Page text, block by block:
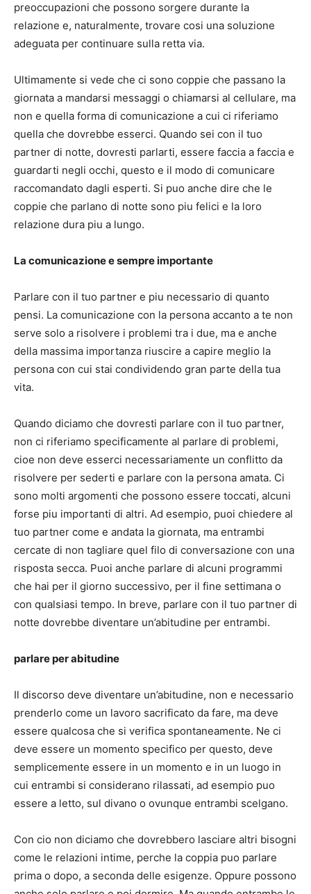
preoccupazioni che possono sorgere durante la
relazione e, naturalmente, trovare cosi una soluzione
adeguata per continuare sulla retta via.
Ultimamente si vede che ci sono coppie che passano la
giornata a mandarsi messaggi o chiamarsi al cellulare, ma
non e quella forma di comunicazione a cui ci riferiamo
quella che dovrebbe esserci. Quando sei con il tuo
partner di notte, dovresti parlarti, essere faccia a faccia e
guardarti negli occhi, questo e il modo di comunicare
raccomandato dagli esperti. Si puo anche dire che le
coppie che parlano di notte sono piu felici e la loro
relazione dura piu a lungo.
La comunicazione e sempre importante
Parlare con il tuo partner e piu necessario di quanto
pensi. La comunicazione con la persona accanto a te non
serve solo a risolvere i problemi tra i due, ma e anche
della massima importanza riuscire a capire meglio la
persona con cui stai condividendo gran parte della tua
vita.
Quando diciamo che dovresti parlare con il tuo partner,
non ci riferiamo specificamente al parlare di problemi,
cioe non deve esserci necessariamente un conflitto da
risolvere per sederti e parlare con la persona amata. Ci
sono molti argomenti che possono essere toccati, alcuni
forse piu importanti di altri. Ad esempio, puoi chiedere al
tuo partner come e andata la giornata, ma entrambi
cercate di non tagliare quel filo di conversazione con una
risposta secca. Puoi anche parlare di alcuni programmi
che hai per il giorno successivo, per il fine settimana o
con qualsiasi tempo. In breve, parlare con il tuo partner di
notte dovrebbe diventare un’abitudine per entrambi.
parlare per abitudine
Il discorso deve diventare un’abitudine, non e necessario
prenderlo come un lavoro sacrificato da fare, ma deve
essere qualcosa che si verifica spontaneamente. Ne ci
deve essere un momento specifico per questo, deve
semplicemente essere in un momento e in un luogo in
cui entrambi si considerano rilassati, ad esempio puo
essere a letto, sul divano o ovunque entrambi scelgano.
Con cio non diciamo che dovrebbero lasciare altri bisogni
come le relazioni intime, perche la coppia puo parlare
prima o dopo, a seconda delle esigenze. Oppure possono